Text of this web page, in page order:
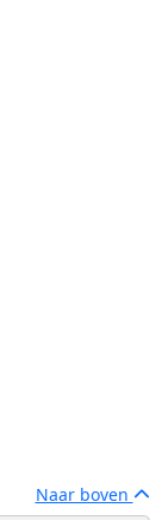
Naar boven